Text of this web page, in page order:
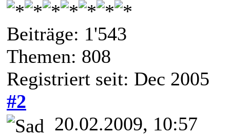
Beiträge: 1'543
Themen: 808
Registriert seit: Dec 2005
#2
20.02.2009, 10:57